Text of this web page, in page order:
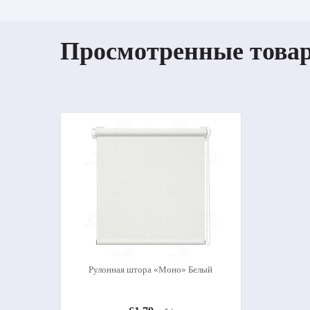
Просмотренные
Рулонная штора «Моно» Белый